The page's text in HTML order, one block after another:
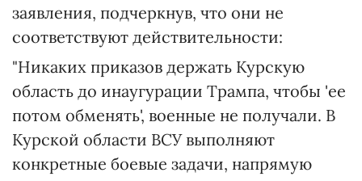
заявления, подчеркнув, что они не
соответствуют действительности:
"Никаких приказов держать Курскую
область до инаугурации Трампа, чтобы 'ее
потом обменять', военные не получали. В
Курской области ВСУ выполняют
конкретные боевые задачи, напрямую